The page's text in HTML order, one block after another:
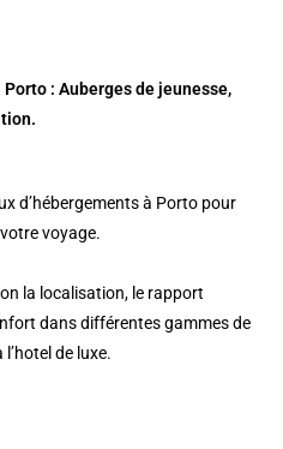
: Auberges de jeunesse,
d’hébergements à Porto pour
voyage.
la localisation, le rapport
dans différentes gammes de
l’hotel de luxe.